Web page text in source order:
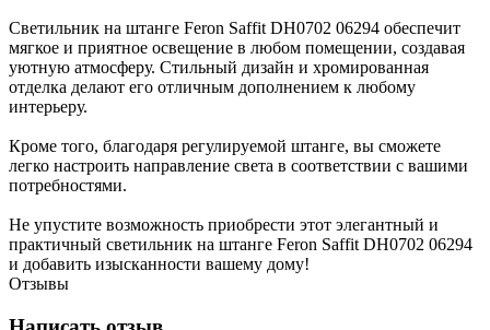
Светильник на штанге Feron Saffit DH0702 06294 обеспечит
мягкое и приятное освещение в любом помещении, создавая
уютную атмосферу. Стильный дизайн и хромированная
отделка делают его отличным дополнением к любому
интерьеру.
Кроме того, благодаря регулируемой штанге, вы сможете
легко настроить направление света в соответствии с вашими
потребностями.
Не упустите возможность приобрести этот элегантный и
практичный светильник на штанге Feron Saffit DH0702 06294
и добавить изысканности вашему дому!
Отзывы